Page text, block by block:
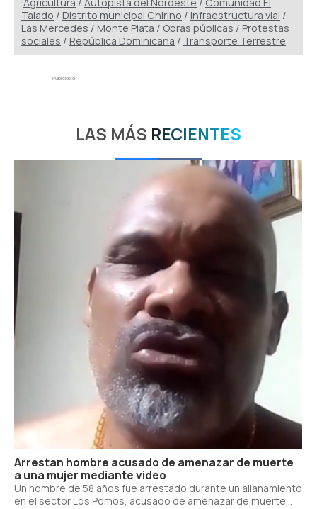
Talado / Distrito municipal Chirino / Infraestructura vial /
Las Mercedes / Monte Plata / Obras públicas / Protestas
sociales / República Dominicana / Transporte Terrestre
Publicidad
LAS MÁS RECIENTES
Arrestan hombre acusado de amenazar de muerte
a una mujer mediante video
Un hombre de 58 años fue arrestado durante un allanamiento
en el sector Los Pomos, acusado de amenazar de muerte...